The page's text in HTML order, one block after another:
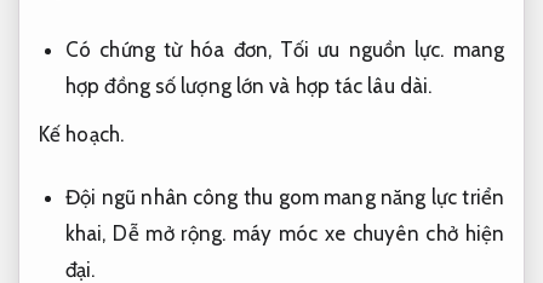
Có chứng từ hóa đơn, Tối ưu nguồn lực. mang
hợp đồng số lượng lớn và hợp tác lâu dài.
Kế hoạch.
Đội ngũ nhân công thu gom mang năng lực triển
khai, Dễ mở rộng.máy móc xe chuyên chở hiện
đại.